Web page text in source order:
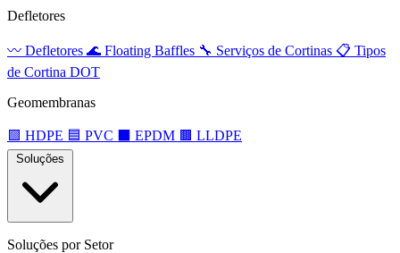
Defletores
〰️ Defletores 🌊 Floating Baffles 🔧 Serviços de Cortinas 📋 Tipos
de Cortina DOT
Geomembranas
🟩 HDPE 🟦 PVC EPDM 🟫 LLDPE
Soluções por Setor